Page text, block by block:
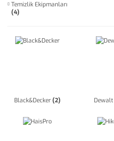
Temizlik Ekipmanları
(4)
Black&Decker(2) Dewalt